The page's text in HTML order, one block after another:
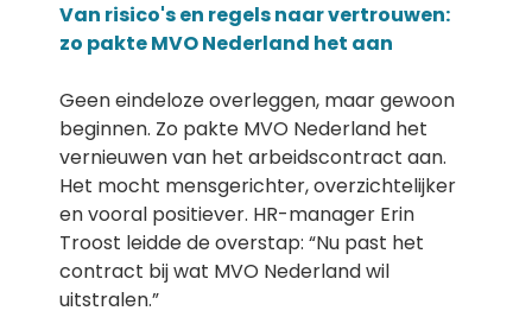
Van risico's en regels naar vertrouwen:
zo pakte MVO Nederland het aan
Geen eindeloze overleggen, maar gewoon
beginnen. Zo pakte MVO Nederland het
vernieuwen van het arbeidscontract aan.
Het mocht mensgerichter, overzichtelijker
en vooral positiever. HR-manager Erin
Troost leidde de overstap: “Nu past het
contract bij wat MVO Nederland wil
uitstralen.”